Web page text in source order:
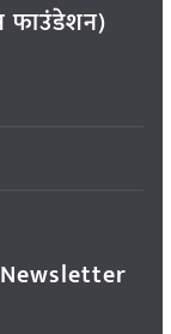
फाउंडेशन)